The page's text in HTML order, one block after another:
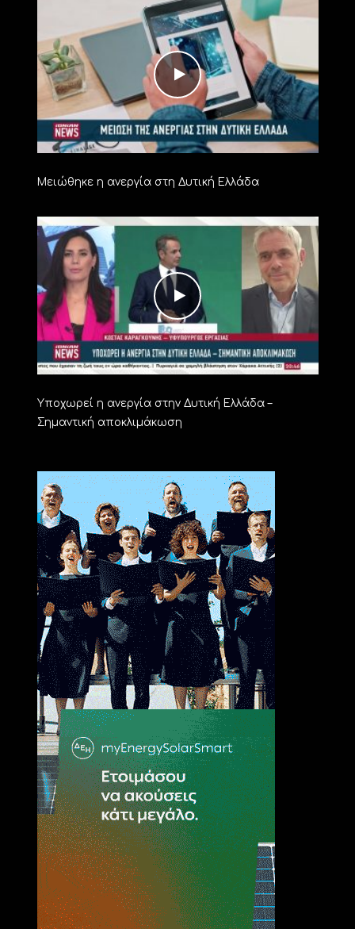
Μειώθηκε η ανεργία στη Δυτική Ελλάδα
Υποχωρεί η ανεργία στην Δυτική Ελλάδα –
Σημαντική αποκλιμάκωση